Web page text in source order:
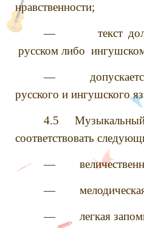
нравственности;
— текст
русском либо
— допускается
русского и ингушского
4.5
соответствовать
—
— мелодическая
— легкая